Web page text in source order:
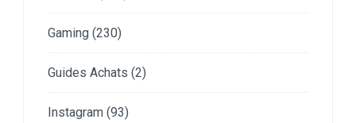
Gaming (230)
Guides Achats (2)
Instagram (93)